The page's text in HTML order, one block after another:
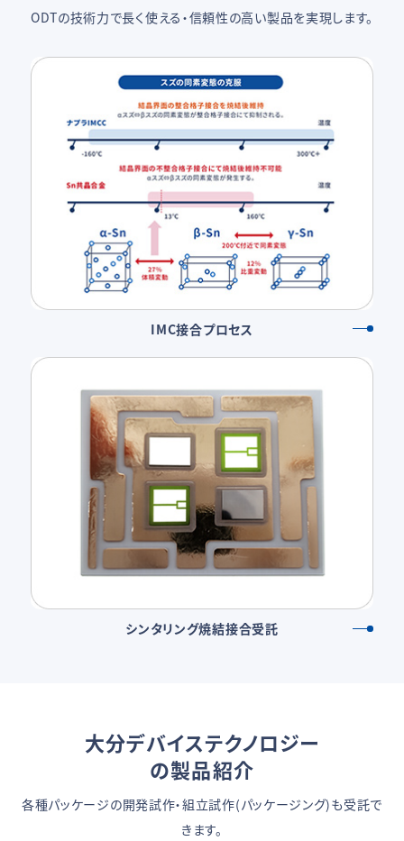
ODTの技術力で長く使える・信頼性の高い製品を実現します。
IMC接合プロセス
シンタリング焼結接合受託
大分デバイステクノロジー
の製品紹介
各種パッケージの開発試作・組立試作(パッケージング)も受託で
きます。